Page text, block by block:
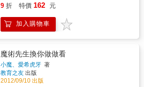
個經典魔術，只要學會這些，保證你功力大
圖文解說及DVD教學，只要有心，人人都能上
手！★ 3款趣味互動，讓你在日常生活中輕輕
鬆鬆就能當個歡樂高手，成為全場的焦點！
聯合會於挪威成立。定約橋牌正式成為世界性
的智力運動。
9 折 特價 162 元
加入購物車
魔術先生換你做做看
小魔、愛希虎牙 著
教育之友 出版
2012/09/10 出版